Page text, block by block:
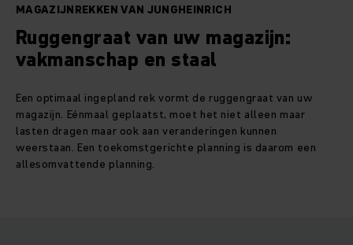
MAGAZIJNREKKEN VAN JUNGHEINRICH
Ruggengraat van uw magazijn:
vakmanschap en staal
Een optimaal ingepland rek vormt de ruggengraat van uw
magazijn. Eénmaal geplaatst, moet het niet alleen maar
lasten dragen maar ook aan veranderingen kunnen
weerstaan. Een toekomstgerichte planning is daarom een
allesomvattende planning.